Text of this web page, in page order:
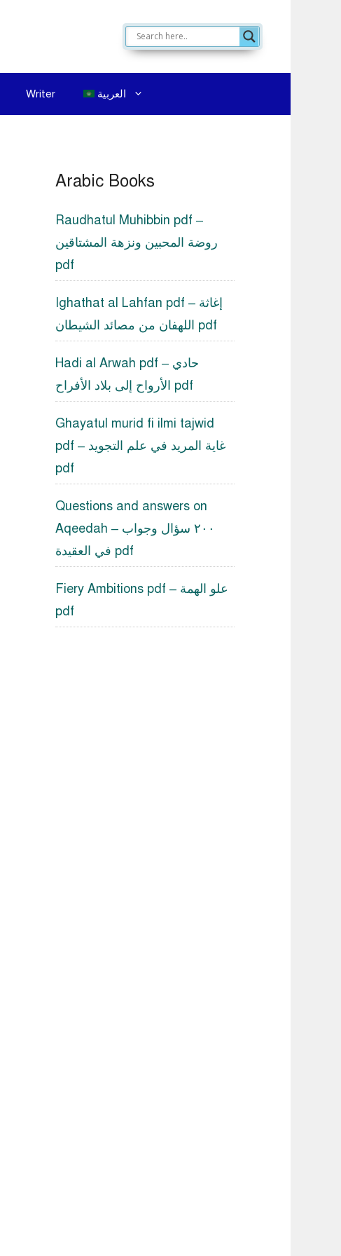
Writer العربية
Arabic Books
Raudhatul Muhibbin pdf –
روضة المحبين ونزهة المشتاقين
pdf
Ighathat al Lahfan pdf – إغاثة
اللهفان من مصائد الشيطان pdf
Hadi al Arwah pdf – حادي
الأرواح إلى بلاد الأفراح pdf
Ghayatul murid fi ilmi tajwid
pdf – غاية المريد في علم التجويد
pdf
Questions and answers on
Aqeedah – ٢٠٠ سؤال وجواب
في العقيدة pdf
Fiery Ambitions pdf – علو الهمة
pdf